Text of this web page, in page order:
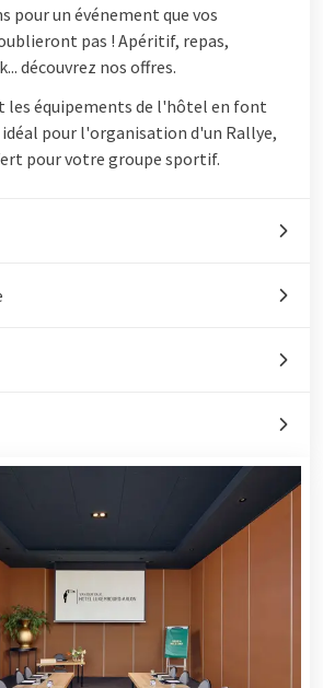
pour un événement que vos
pas ! Apéritif, repas,
découvrez nos offres.
les équipements de l'hôtel en font
pour l'organisation d'un Rallye,
pour votre groupe sportif.